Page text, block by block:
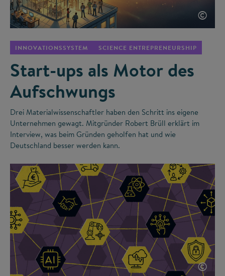
©
INNOVATIONSSYSTEM SCIENCE ENTREPRENEURSHIP
Start-ups als Motor des
Aufschwungs
Drei Materialwissenschaftler haben den Schritt ins eigene
Unternehmen gewagt. Mitgründer Robert Brüll erklärt im
Interview, was beim Gründen geholfen hat und wie
Deutschland besser werden kann.
©